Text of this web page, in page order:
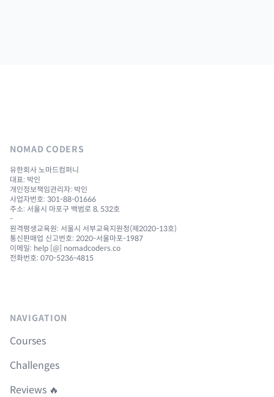
NOMAD CODERS
유한회사 노마드컴퍼니
대표: 박인
개인정보책임관리자: 박인
사업자번호: 301-88-01666
주소: 서울시 마포구 백범로 8, 532호
-
원격평생교육원: 서울시 서부교육지원청(제2020-13호)
통신판매업 신고번호: 2020-서울마포-1987
이메일: help [@] nomadcoders.co
전화번호: 070-5236-4815
NAVIGATION
Courses
Challenges
Reviews 🔥